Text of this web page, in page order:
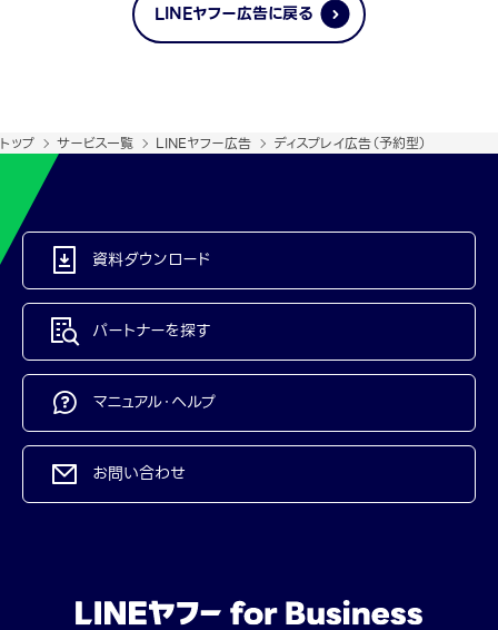
LINEヤフー広告に戻る
トップ サービス一覧 LINEヤフー広告 ディスプレイ広告（予約型）
資料ダウンロード
パートナーを探す
マニュアル・ヘルプ
お問い合わせ